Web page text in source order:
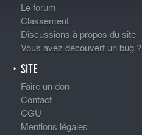
Le forum
Classement
Discussions à propos du site
Vous avez découvert un bug ?
SITE
Faire un don
Contact
CGU
Mentions légales